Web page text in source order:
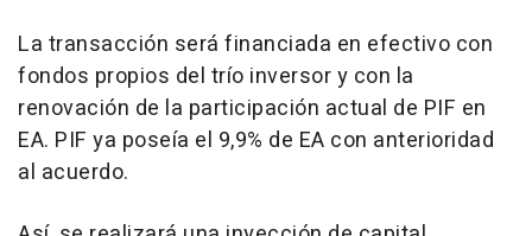
La transacción será financiada en efectivo con
fondos propios del trío inversor y con la
renovación de la participación actual de PIF en
EA. PIF ya poseía el 9,9% de EA con anterioridad
al acuerdo.